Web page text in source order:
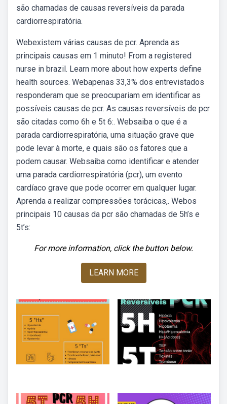
são chamadas de causas reversíveis da parada
cardiorrespiratória.
Webexistem várias causas de pcr. Aprenda as
principais causas em 1 minuto! From a registered
nurse in brazil. Learn more about how experts define
health sources. Webapenas 33,3% dos entrevistados
responderam que se preocupariam em identificar as
possíveis causas de pcr. As causas reversíveis de pcr
são citadas como 6h e 5t 6:. Websaiba o que é a
parada cardiorrespiratória, uma situação grave que
pode levar à morte, e quais são os fatores que a
podem causar. Websaiba como identificar e atender
uma parada cardiorrespiratória (pcr), um evento
cardíaco grave que pode ocorrer em qualquer lugar.
Aprenda a realizar compressões torácicas,. Webos
principais 10 causas da pcr são chamadas de 5h’s e
5t’s:
For more information, click the button below.
LEARN MORE